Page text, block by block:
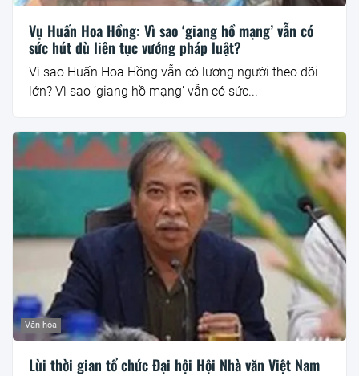
Vụ Huấn Hoa Hồng: Vì sao ‘giang hồ mạng’ vẫn có
sức hút dù liên tục vướng pháp luật?
Vì sao Huấn Hoa Hồng vẫn có lượng người theo dõi
lớn? Vì sao ‘giang hồ mạng’ vẫn có sức...
Văn hóa
Lùi thời gian tổ chức Đại hội Hội Nhà văn Việt Nam